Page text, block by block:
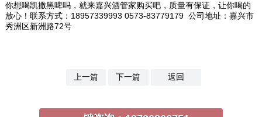
你想喝凯撒黑啤吗，就来嘉兴酒管家购买吧，质量有保证，让你喝的
放心！联系方式：18957339993 0573-83779179 公司地址：嘉兴市
秀洲区新洲路72号
上一篇 下一篇 返回